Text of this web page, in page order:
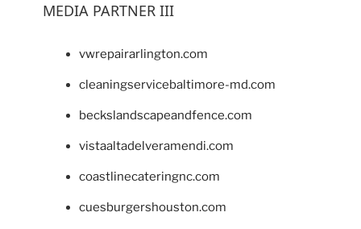
MEDIA PARTNER III
vwrepairarlington.com
cleaningservicebaltimore-md.com
beckslandscapeandfence.com
vistaaltadelveramendi.com
coastlinecateringnc.com
cuesburgershouston.com